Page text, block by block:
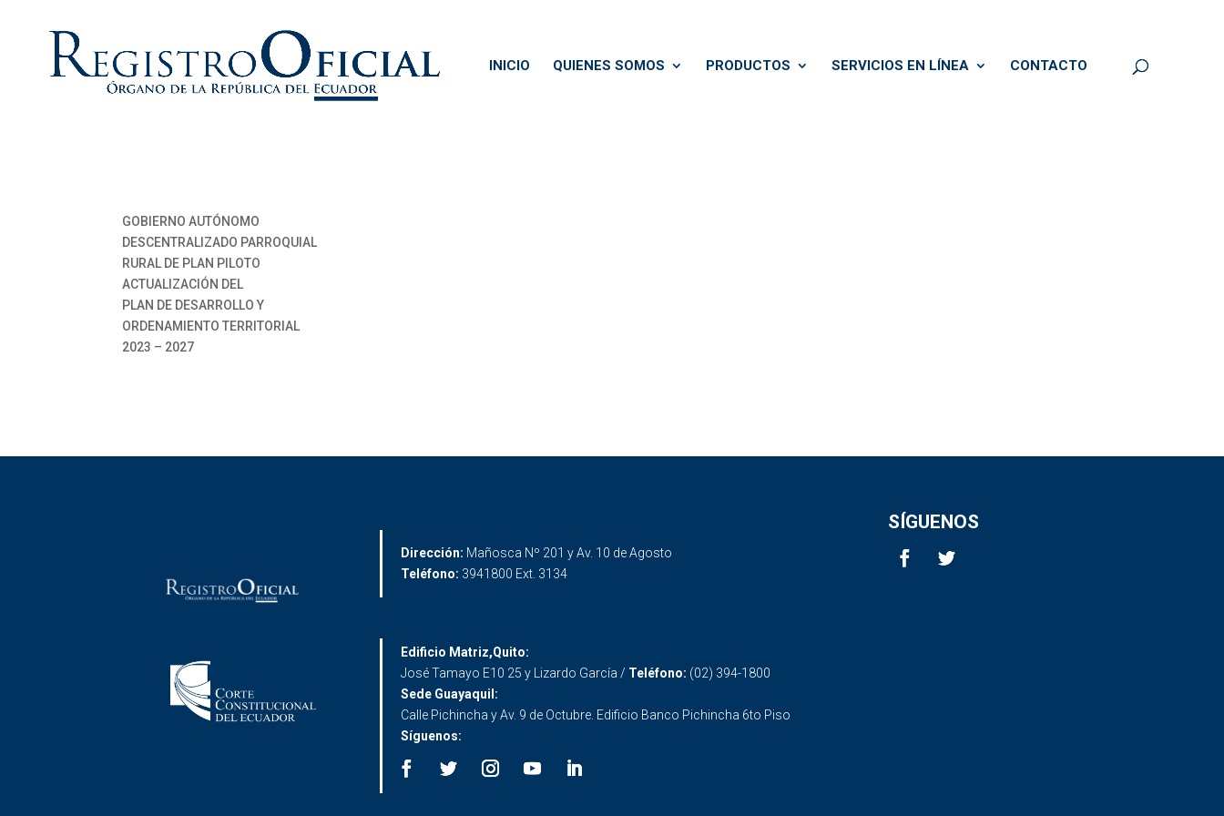
INICIO QUIENES SOMOS PRODUCTOS SERVICIOS EN LÍNEA CONTACTO
GOBIERNO AUTÓNOMO
DESCENTRALIZADO PARROQUIAL
RURAL DE PLAN PILOTO
ACTUALIZACIÓN DEL
PLAN DE DESARROLLO Y
ORDENAMIENTO TERRITORIAL
2023 – 2027
Dirección: Mañosca Nº 201 y Av. 10 de Agosto
Teléfono: 3941800 Ext. 3134
SÍGUENOS
Edificio Matriz,Quito:
José Tamayo E10 25 y Lizardo García / Teléfono: (02) 394-1800
Sede Guayaquil:
Calle Pichincha y Av. 9 de Octubre. Edificio Banco Pichincha 6to Piso
Síguenos: